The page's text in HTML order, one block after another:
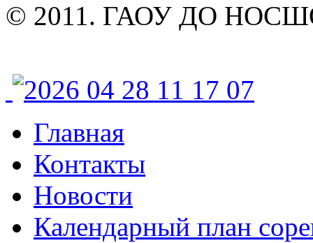
© 2011. ГАОУ ДО
Главная
Контакты
Новости
Календарный план